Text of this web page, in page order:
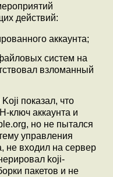
действий:
аккаунта;
систем на
взломанный
показал, что
ключ аккаунта и
но не пытался
управления
не входил на сервер
koji-
пакетов и не